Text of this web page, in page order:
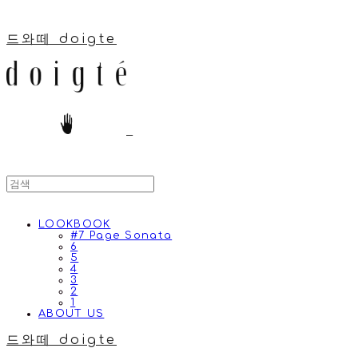
드와떼 doigte
LOOKBOOK
#7 Page Sonata
6
5
4
3
2
1
ABOUT US
드와떼 doigte